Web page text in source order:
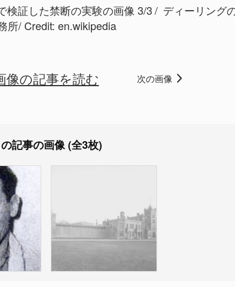
検証した禁断の実験の画像 3/3
ディーリング
所/ Credit: en.wikipedia
像の記事を読む 次の画像
記事の画像 (全3枚)